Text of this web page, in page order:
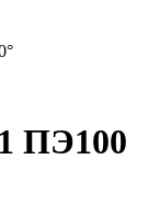
ПЭ100